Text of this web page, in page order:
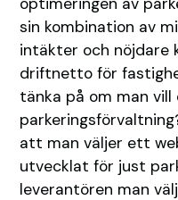
sin kombination av
intäkter och
driftnetto för
tänka på om man vill
att man väljer ett
utvecklat för just
leverantören man